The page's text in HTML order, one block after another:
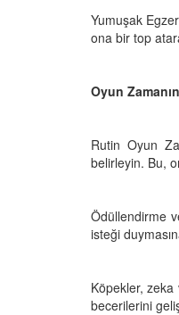
Yumuşak
ona bir top
Oyun
Rutin Oyun
belirleyin. Bu,
Ödüllendirme
isteği
Köpekler, zeka
becerilerini